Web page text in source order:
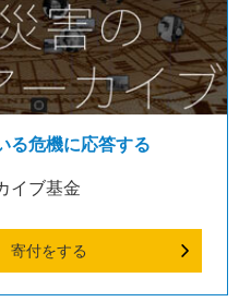
る危機に応答する
イブ基金
寄付をする